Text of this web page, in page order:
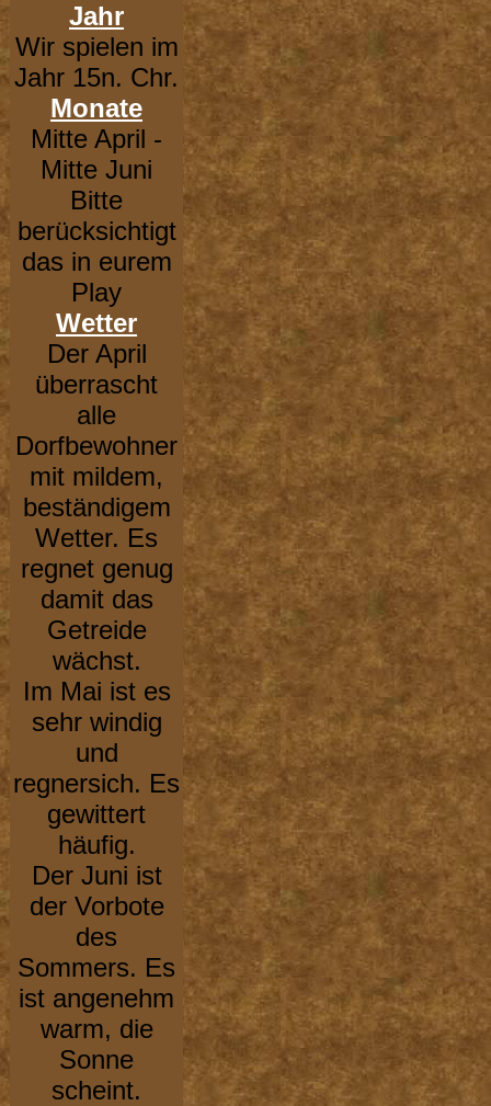
Jahr
Wir spielen im
Jahr 15n. Chr.
Monate
Mitte April -
Mitte Juni
Bitte
berücksichtigt
das in eurem
Play
Wetter
Der April
überrascht
alle
Dorfbewohner
mit mildem,
beständigem
Wetter. Es
regnet genug
damit das
Getreide
wächst.
Im Mai ist es
sehr windig
und
regnersich. Es
gewittert
häufig.
Der Juni ist
der Vorbote
des
Sommers. Es
ist angenehm
warm, die
Sonne
scheint.